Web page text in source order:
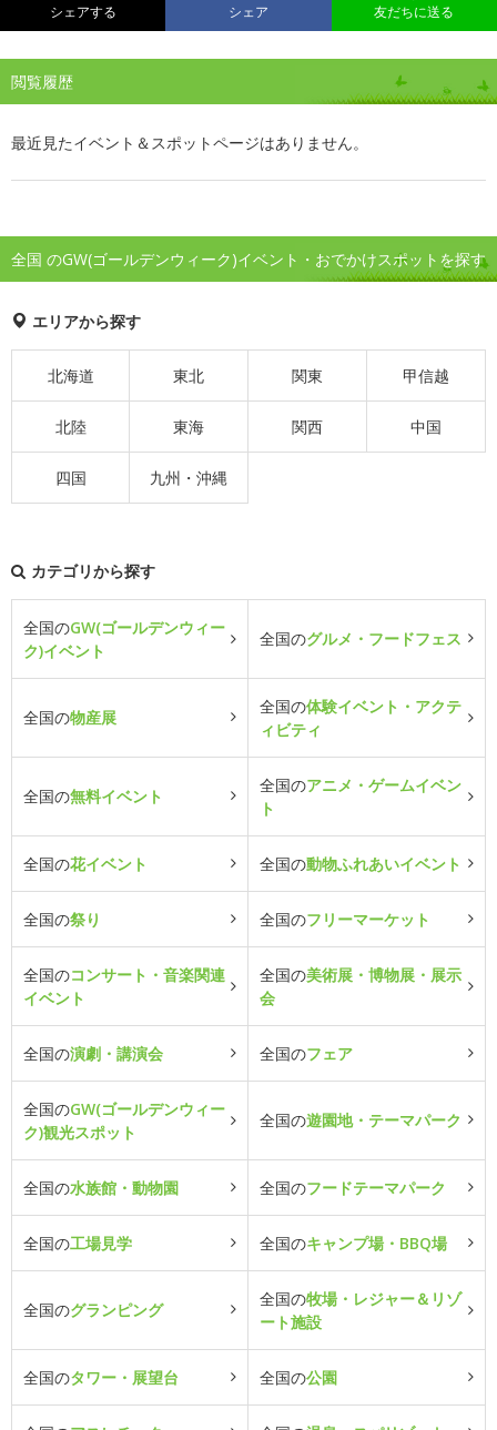
シェアする シェア 友だちに送る
閲覧履歴
最近見たイベント＆スポットページはありません。
全国 のGW(ゴールデンウィーク)イベント・おでかけスポットを探す
エリアから探す
北海道 東北 関東 甲信越
北陸 東海 関西 中国
四国 九州・沖縄
カテゴリから探す
全国のGW(ゴールデンウィー
ク)イベント
全国のグルメ・フードフェス
全国の物産展
全国の体験イベント・アクテ
ィビティ
全国の無料イベント
全国のアニメ・ゲームイベン
ト
全国の花イベント 全国の動物ふれあいイベント
全国の祭り 全国のフリーマーケット
全国のコンサート・音楽関連
イベント
全国の美術展・博物展・展示
会
全国の演劇・講演会 全国のフェア
全国のGW(ゴールデンウィー
ク)観光スポット
全国の遊園地・テーマパーク
全国の水族館・動物園 全国のフードテーマパーク
全国の工場見学 全国のキャンプ場・BBQ場
全国のグランピング
全国の牧場・レジャー＆リゾ
ート施設
全国のタワー・展望台 全国の公園